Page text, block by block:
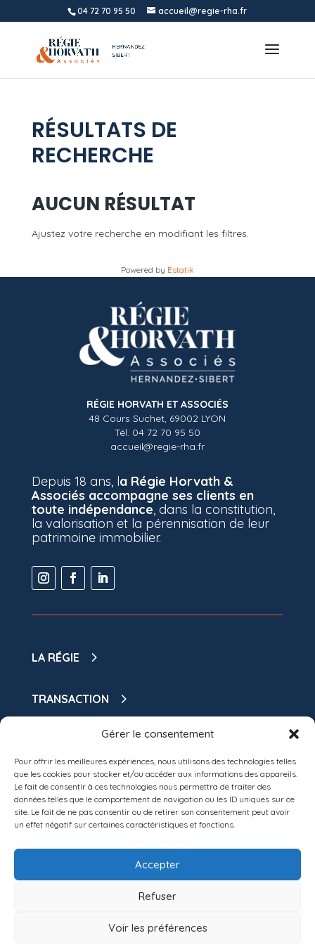
Gérer le consentement
Pour offrir les meilleures expériences, nous utilisons des technologies telles
que les cookies pour stocker et/ou accéder aux informations des appareils.
Le fait de consentir à ces technologies nous permettra de traiter des
données telles que le comportement de navigation ou les ID uniques sur ce
site. Le fait de ne pas consentir ou de retirer son consentement peut avoir
un effet négatif sur certaines caractéristiques et fonctions.
Accepter
Refuser
Voir les préférences
04 72 70 95 50 accueil@regie-rha.fr
RÉSULTATS DE
RECHERCHE
AUCUN RÉSULTAT
Ajustez votre recherche en modifiant les filtres.
Powered by Estatik
RÉGIE HORVATH ET ASSOCIÉS
48 Cours Suchet, 69002 LYON
Tél. 04 72 70 95 50
accueil@regie-rha.fr
Depuis 18 ans, la Régie Horvath &
Associés accompagne ses clients en
toute indépendance , dans la constitution,
la valorisation et la pérennisation de leur
patrimoine immobilier.
LA RÉGIE
TRANSACTION
GESTION LOCATIVE
LOCATION
DEPOSER DOSSIER
SYNDIC
NOS BIENS DISPONIBLES
MON ESPACE CLIENT